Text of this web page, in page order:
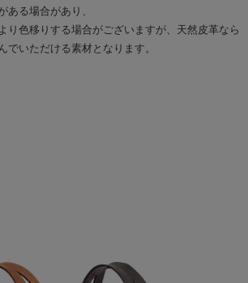
ある場合があり、
り色移りする場合がございますが、天然皮革なら
でいただける素材となります。